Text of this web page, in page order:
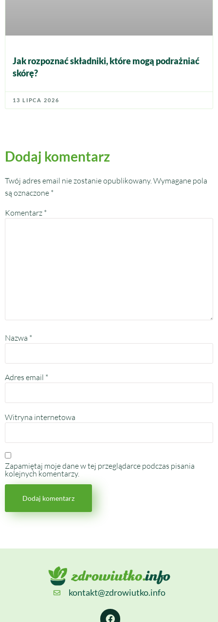
Jak rozpoznać składniki, które mogą podrażniać
skórę?
13 LIPCA 2026
Dodaj komentarz
Twój adres email nie zostanie opublikowany. Wymagane pola
są oznaczone *
Komentarz *
Nazwa *
Adres email *
Witryna internetowa
Zapamiętaj moje dane w tej przeglądarce podczas pisania
kolejnych komentarzy.
kontakt@zdrowiutko.info